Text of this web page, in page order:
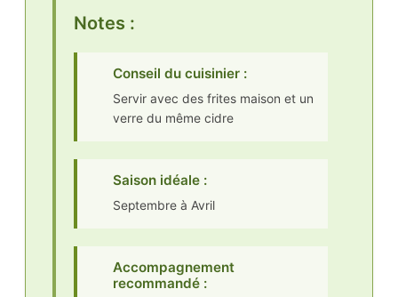
Notes :
Conseil du cuisinier :
Servir avec des frites maison et un
verre du même cidre
Saison idéale :
Septembre à Avril
Accompagnement
recommandé :